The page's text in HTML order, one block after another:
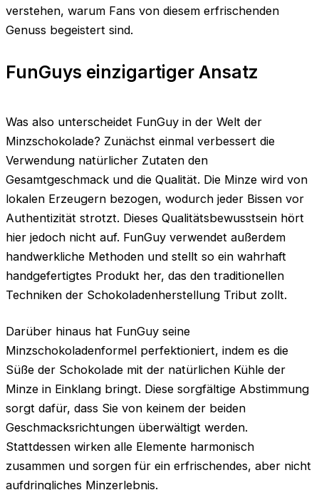
verstehen, warum Fans von diesem erfrischenden
Genuss begeistert sind.
FunGuys einzigartiger Ansatz
Was also unterscheidet FunGuy in der Welt der
Minzschokolade? Zunächst einmal verbessert die
Verwendung natürlicher Zutaten den
Gesamtgeschmack und die Qualität. Die Minze wird von
lokalen Erzeugern bezogen, wodurch jeder Bissen vor
Authentizität strotzt. Dieses Qualitätsbewusstsein hört
hier jedoch nicht auf. FunGuy verwendet außerdem
handwerkliche Methoden und stellt so ein wahrhaft
handgefertigtes Produkt her, das den traditionellen
Techniken der Schokoladenherstellung Tribut zollt.
Darüber hinaus hat FunGuy seine
Minzschokoladenformel perfektioniert, indem es die
Süße der Schokolade mit der natürlichen Kühle der
Minze in Einklang bringt. Diese sorgfältige Abstimmung
sorgt dafür, dass Sie von keinem der beiden
Geschmacksrichtungen überwältigt werden.
Stattdessen wirken alle Elemente harmonisch
zusammen und sorgen für ein erfrischendes, aber nicht
aufdringliches Minzerlebnis.